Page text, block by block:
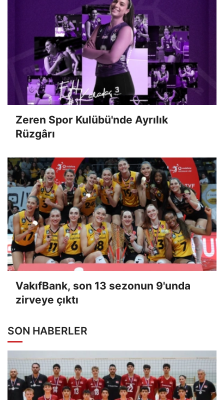
Zeren Spor Kulübü'nde Ayrılık
Rüzgârı
VakıfBank, son 13 sezonun 9'unda
zirveye çıktı
SON HABERLER